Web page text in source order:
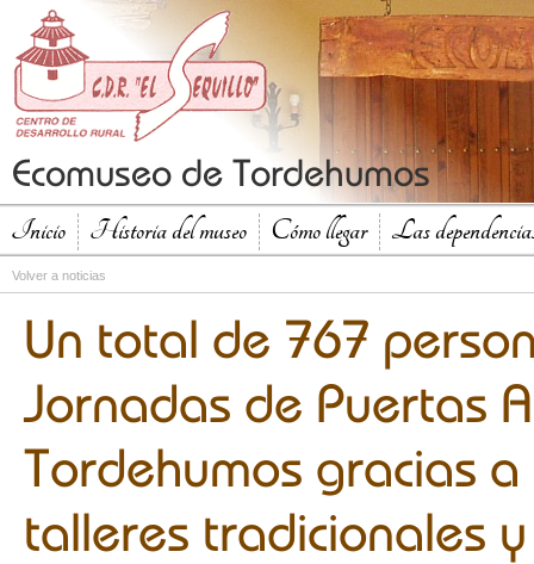
Ecomuseo de Tordehumos
Inicio Historia del museo Cómo llegar Las
Volver a noticias
Un total de 767
Jornadas de Puertas
Tordehumos gracias
talleres tradicionales